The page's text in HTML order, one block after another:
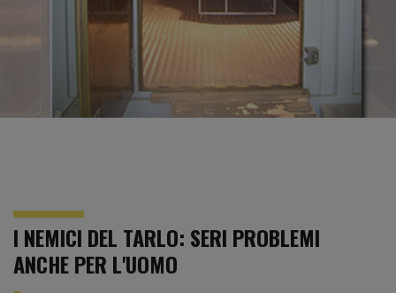
I NEMICI DEL TARLO: SERI PROBLEMI
ANCHE PER L'UOMO